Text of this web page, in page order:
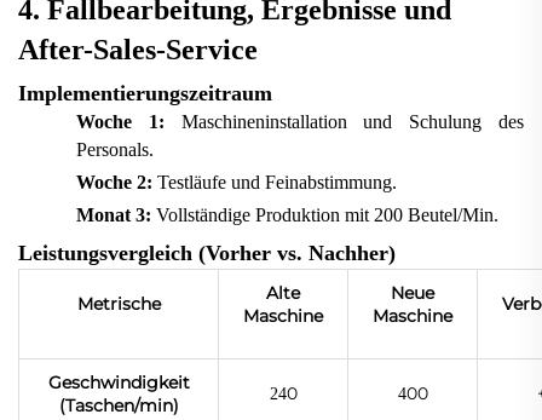
4. Fallbearbeitung, Ergebnisse und
After-Sales-Service
Implementierungszeitraum
Woche 1: Maschineninstallation und Schulung des
Personals.
Woche 2: Testläufe und Feinabstimmung.
Monat 3: Vollständige Produktion mit 200 Beutel/Min.
Leistungsvergleich (Vorher vs. Nachher)
Metrische
Alte
Maschine
Neue
Maschine
Geschwindigkeit
(Taschen/min)
240 400